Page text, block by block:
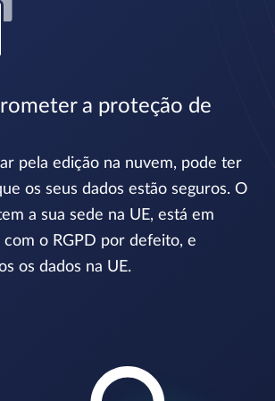
a proteção de
pela edição na nuvem, pode ter
os seus dados estão seguros. O
a sua sede na UE, está em
o RGPD por defeito, e
os dados na UE.